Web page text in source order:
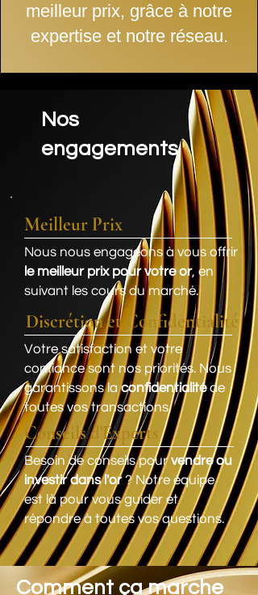
meilleur prix, grâce à notre
expertise et notre réseau.
Nos
engagements
Meilleur Prix
Nous nous engageons à vous offrir
le meilleur prix pour votre or, en
suivant les cours du marché.
Discrétion et Confidentialité
Votre satisfaction et votre
confiance sont nos priorités. Nous
garantissons laconfidentialitéde
toutes vos transactions.
Conseils d'Experts
Besoin de conseils pourvendre ou
investir dans l'or? Notre équipe
est là pour vous guider et
répondre à toutes vos questions.
Comment ça marche